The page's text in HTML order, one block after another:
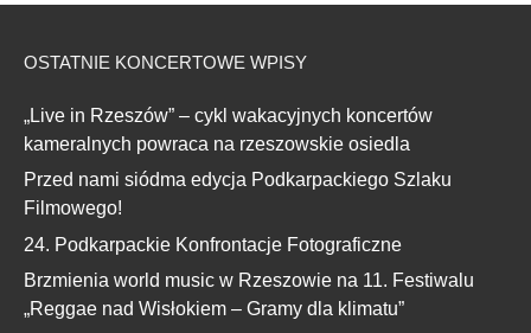
OSTATNIE KONCERTOWE WPISY
„Live in Rzeszów” – cykl wakacyjnych koncertów
kameralnych powraca na rzeszowskie osiedla
Przed nami siódma edycja Podkarpackiego Szlaku
Filmowego!
24. Podkarpackie Konfrontacje Fotograficzne
Brzmienia world music w Rzeszowie na 11. Festiwalu
„Reggae nad Wisłokiem – Gramy dla klimatu”